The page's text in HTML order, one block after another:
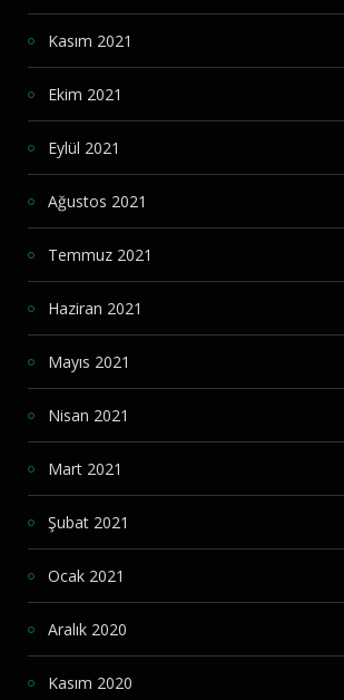
Kasım 2021
Ekim 2021
Eylül 2021
Ağustos 2021
Temmuz 2021
Haziran 2021
Mayıs 2021
Nisan 2021
Mart 2021
Şubat 2021
Ocak 2021
Aralık 2020
Kasım 2020